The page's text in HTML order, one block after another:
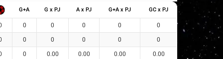
G+A G x PJ A x PJ G+A x PJ GC x PJ
0 0 0 0 0
0 0 0 0 0
0 0.00 0.00 0.00 0.00